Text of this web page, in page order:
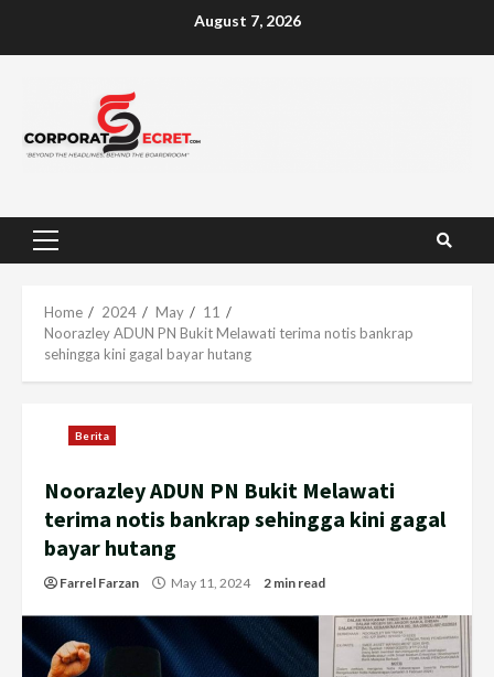
August 7, 2026
Primary
Home 2024 May
11
Noorazley ADUN PN Bukit Melawati terima notis bankrap
sehingga kini gagal bayar hutang
Berita
Noorazley ADUN PN Bukit Melawati
terima notis bankrap sehingga kini gagal
bayar hutang
Farrel Farzan May 11, 2024 2 min read